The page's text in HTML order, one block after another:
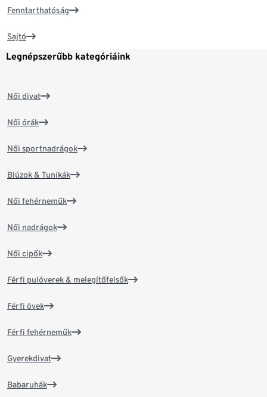
Fenntarthatóság
Sajtó
Legnépszerűbb kategóriáink
Női divat
Női órák
Női sportnadrágok
Blúzok & Tunikák
Női fehérneműk
Női nadrágok
Női cipők
Férfi pulóverek & melegítőfelsők
Férfi övek
Férfi fehérneműk
Gyerekdivat
Babaruhák